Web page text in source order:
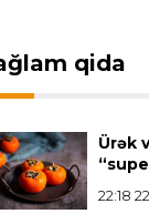
tapdı
qida
Ürək
22:18